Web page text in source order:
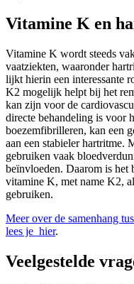
Vitamine K en
Vitamine K wordt steeds
vaatziekten, waaronder
lijkt hierin een interessante
K2 mogelijk helpt bij het
kan zijn voor de
directe behandeling is voor
boezemfibrilleren, kan een
aan een stabieler hartritme.
gebruiken vaak
beïnvloeden. Daarom is het
vitamine K, met name K2,
gebruiken.
Meer over de samenhang
lees je hier.
Veelgestelde